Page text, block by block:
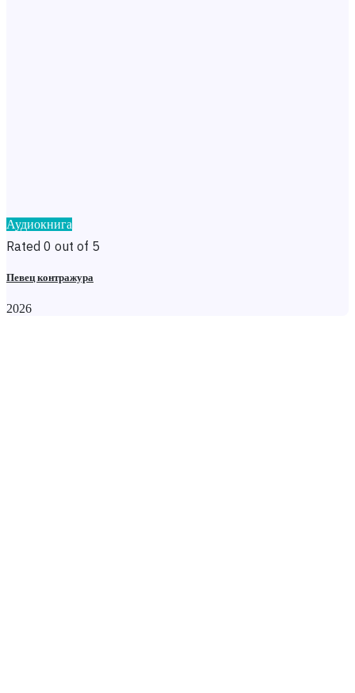
Аудиокнига
Rated 0 out of 5
Певец контражура
2026